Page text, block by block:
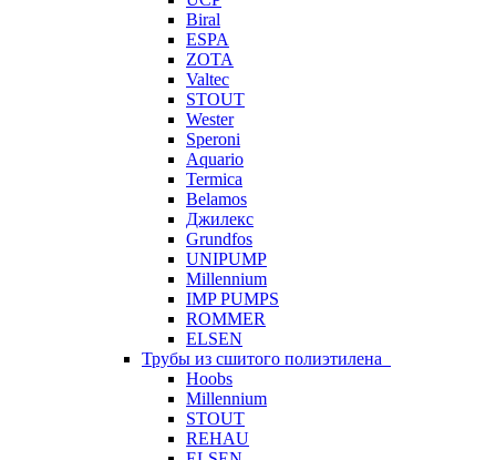
Biral
ESPA
ZOTA
Valtec
STOUT
Wester
Speroni
Aquario
Termica
Belamos
Джилекс
Grundfos
UNIPUMP
Millennium
IMP PUMPS
ROMMER
ELSEN
Трубы из сшитого полиэтилена
Hoobs
Millennium
STOUT
REHAU